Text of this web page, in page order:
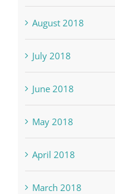
August 2018
July 2018
June 2018
May 2018
April 2018
March 2018